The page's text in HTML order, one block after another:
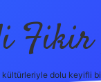
Fikir
kültürleriyle dolu keyifli